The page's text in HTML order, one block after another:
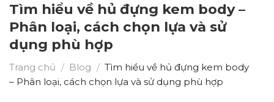
Tìm hiểu về hủ đựng kem body –
Phân loại, cách chọn lựa và sử
dụng phù hợp
Trang chủ / Blog / Tìm hiểu về hủ đựng kem body
– Phân loại, cách chọn lựa và sử dụng phù hợp